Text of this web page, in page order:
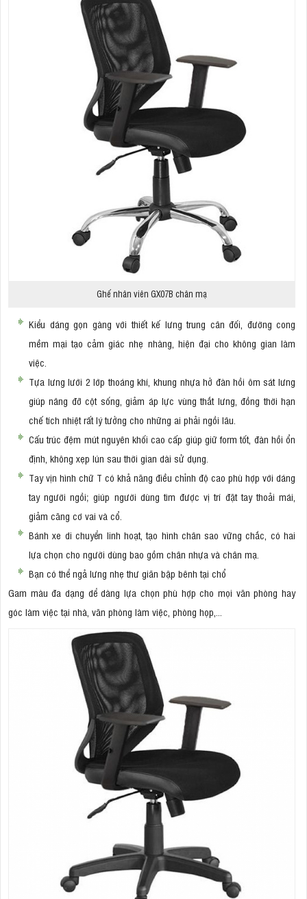
Ghế nhân viên GX07B chân mạ
Kiểu dáng gọn gàng với thiết kế lưng trung cân đối, đường cong
mềm mại tạo cảm giác nhẹ nhàng, hiện đại cho không gian làm
việc.
Tựa lưng lưới 2 lớp thoáng khí, khung nhựa hở đàn hồi ôm sát lưng
giúp nâng đỡ cột sống, giảm áp lực vùng thắt lưng, đồng thời hạn
chế tích nhiệt rất lý tưởng cho những ai phải ngồi lâu.
Cấu trúc đệm mút nguyên khối cao cấp giúp giữ form tốt, đàn hồi ổn
định, không xẹp lún sau thời gian dài sử dụng.
Tay vịn hình chữ T có khả năng điều chỉnh độ cao phù hợp với dáng
tay người ngồi; giúp người dùng tìm được vị trí đặt tay thoải mái,
giảm căng cơ vai và cổ.
Bánh xe di chuyển linh hoạt, tạo hình chân sao vững chắc, có hai
lựa chọn cho người dùng bao gồm chân nhựa và chân mạ.
Bạn có thể ngả lưng nhẹ thư giãn bập bênh tại chổ
Gam màu đa dạng dể dàng lựa chọn phù hợp cho mọi văn phòng hay
góc làm việc tại nhà, văn phòng làm việc, phòng họp,...